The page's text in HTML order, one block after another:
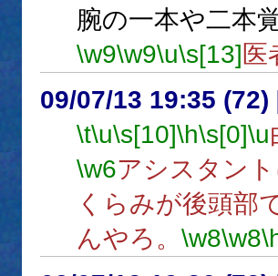
腕の一本や二本
\w9\w9\u\s[13]医
09/07/13 19:35 (72)
\t\u\s[10]\h\s[0]\u
\w6アシスタン
くらみが後頭部
んやろ。 \w8\w8